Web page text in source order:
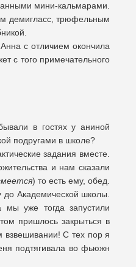
мини-кальмарами.
демигласс, трюфельным
с отличием окончила
с того примечательного
в гостях у аниной
подругами в школе?
задания вместе.
и нам сказали
) то есть ему, обед.
до Академической школы.
уже тогда запустили
пришлось закрыться в
взвешивании! С тех пор я
подтягивала во фьюжн